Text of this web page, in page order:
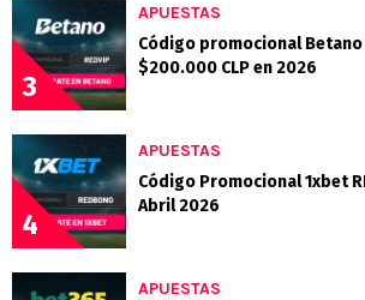
3
APUESTAS
Código promocional Betano
$200.000 CLP en 2026
4
APUESTAS
Código Promocional 1xbet
Abril 2026
APUESTAS